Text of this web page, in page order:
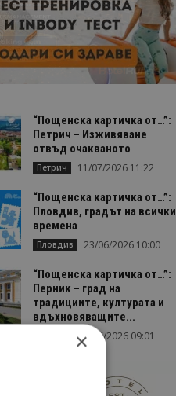
“Пощенска картичка от…”:
Петрич – Изживяване
отвъд очакваното
Петрич 11/07/2026 11:22
“Пощенска картичка от…”:
Пловдив, градът на всички
времена
Пловдив 23/06/2026 10:00
“Пощенска картичка от…”:
Перник – град на
традициите, културата и
вдъхновяващите...
17/06/2026 09:01
×